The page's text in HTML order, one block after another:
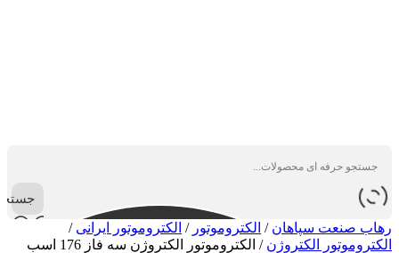
رهاب صنعت سپاهان / الکتروموتور / الکتروموتور ایرانی /
الکتروموتور الکتروژن /
الکتروموتور الکتروژن سه فاز 176 اسب